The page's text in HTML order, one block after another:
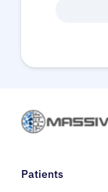
Patients